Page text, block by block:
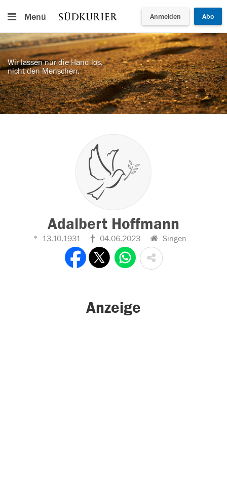
Menü Anmelden Abo
Wir lassen nur die Hand los,
nicht den Menschen.
Adalbert Hoffmann
13.10.1931 04.06.2023 Singen
Anzeige